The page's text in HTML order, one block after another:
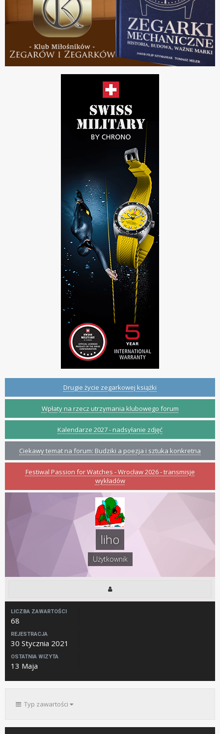
Drugie życie zegarkowej książki
Wpłaty na rzecz utrzymania klubowego forum
Kalendarze 2027 - nadsyłanie zdjęć
Ciekawy temat na forum: Budziki a poezja i sztuka konkretna
Festiwal Passion for Watches - Wrocław 2026 - transmisje
wykładów
liho
Użytkownik
LICZBA ZAWARTOŚCI
68
REJESTRACJA
30 Stycznia 2021
OSTATNIA WIZYTA
13 Maja
Typ zawartości